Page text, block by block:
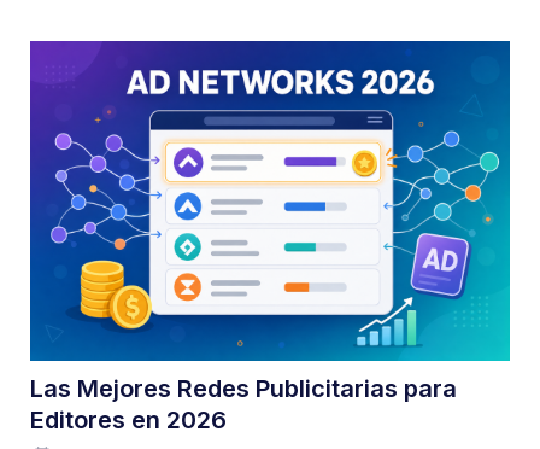
Las Mejores Redes Publicitarias para
Editores en 2026